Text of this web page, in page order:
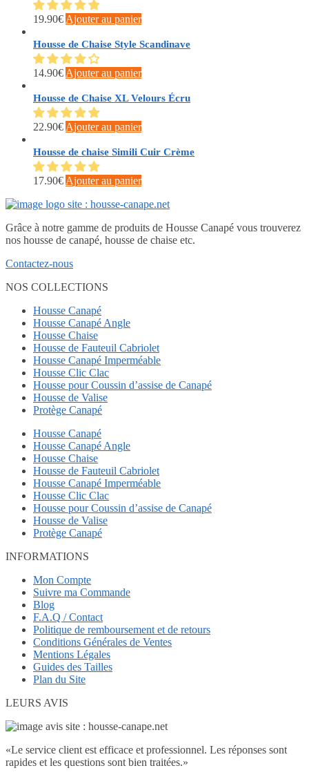
19.90€Ajouter au panier
Housse de Chaise Style Scandinave
14.90€Ajouter au panier
Housse de Chaise XL Velours Écru
22.90€Ajouter au panier
Housse de chaise Simili Cuir Crème
17.90€Ajouter au panier
Grâce à notre gamme de produits de Housse Canapé vous trouverez
nos housse de canapé, housse de chaise etc.
Contactez-nous
NOS COLLECTIONS
Housse Canapé
Housse Canapé Angle
Housse Chaise
Housse de Fauteuil Cabriolet
Housse Canapé Imperméable
Housse Clic Clac
Housse pour Coussin d’assise de Canapé
Housse de Valise
Protège Canapé
Housse Canapé
Housse Canapé Angle
Housse Chaise
Housse de Fauteuil Cabriolet
Housse Canapé Imperméable
Housse Clic Clac
Housse pour Coussin d’assise de Canapé
Housse de Valise
Protège Canapé
INFORMATIONS
Mon Compte
Suivre ma Commande
Blog
F.A.Q / Contact
Politique de remboursement et de retours
Conditions Générales de Ventes
Mentions Légales
Guides des Tailles
Plan du Site
LEURS AVIS
«Le service client est efficace et professionnel. Les réponses sont
rapides et les questions sont bien traitées.»